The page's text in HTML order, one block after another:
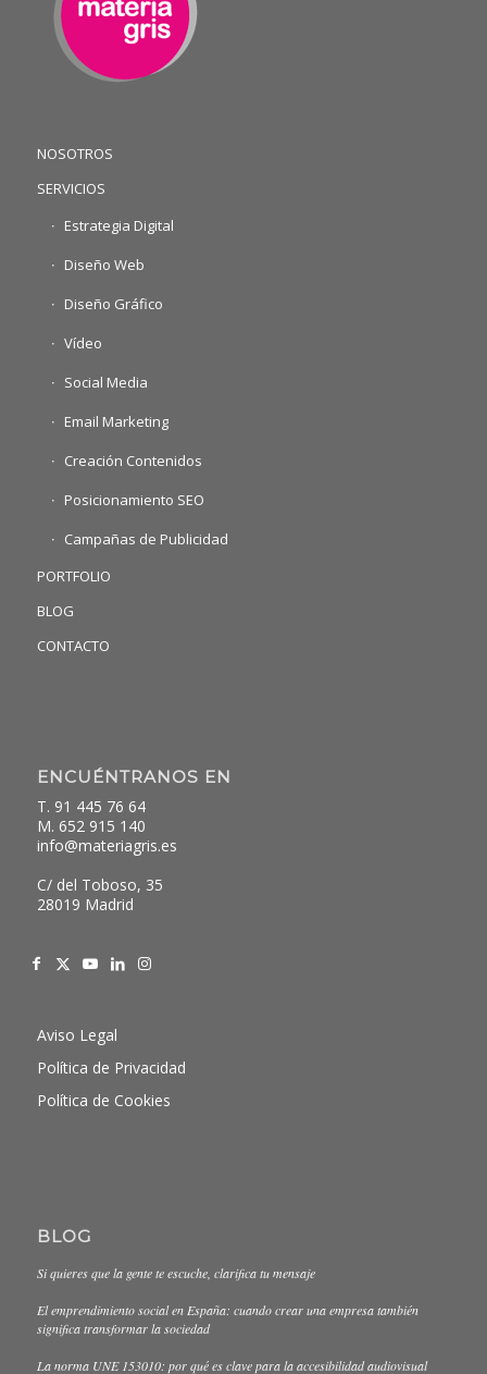
NOSOTROS
SERVICIOS
Estrategia Digital
Diseño Web
Diseño Gráfico
Vídeo
Social Media
Email Marketing
Creación Contenidos
Posicionamiento SEO
Campañas de Publicidad
PORTFOLIO
BLOG
CONTACTO
ENCUÉNTRANOS EN
T. 91 445 76 64
M. 652 915 140
info@materiagris.es
C/ del Toboso, 35
28019 Madrid
Aviso Legal
Política de Privacidad
Política de Cookies
BLOG
Si quieres que la gente te escuche, clarifica tu mensaje
El emprendimiento social en España: cuando crear una empresa también
significa transformar la sociedad
La norma UNE 153010: por qué es clave para la accesibilidad audiovisual